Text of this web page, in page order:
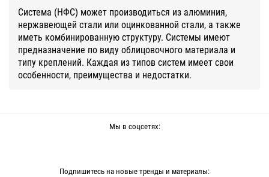
Система (НФС) может производиться из алюминия,
нержавеющей стали или оцинкованной стали, а также
иметь комбинированную структуру. Системы имеют
предназначение по виду облицовочного материала и
типу креплений. Каждая из типов систем имеет свои
особенности, преимущества и недостатки.
Мы в соцсетях:
Подпишитесь на новые тренды и материалы: